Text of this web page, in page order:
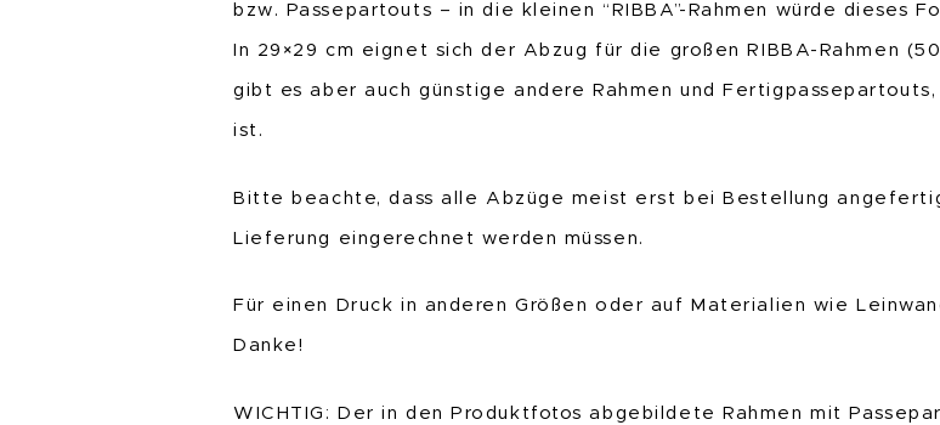
bzw. Passepartouts – in die kleinen “RIBBA”-Rahmen würde dieses
In 29×29 cm eignet sich der Abzug für die großen RIBBA-Rahmen
gibt es aber auch günstige andere Rahmen und
ist.
Bitte beachte, dass alle Abzüge meist erst bei Bestellung
Lieferung eingerechnet werden müssen.
Für einen Druck in anderen Größen oder auf Materialien wie
Danke!
WICHTIG: Der in den Produktfotos abgebildete Rahmen mit